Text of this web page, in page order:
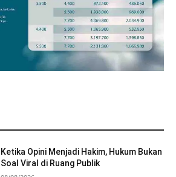
Ketika Opini Menjadi Hakim, Hukum Bukan
Soal Viral di Ruang Publik